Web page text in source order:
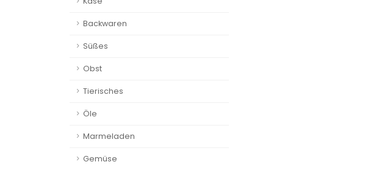
Backwaren
Süßes
Obst
Tierisches
Öle
Marmeladen
Gemüse